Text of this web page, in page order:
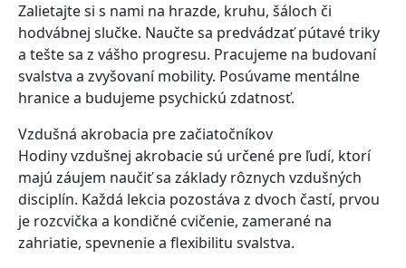
Zalietajte si s nami na hrazde, kruhu, šáloch či
hodvábnej slučke. Naučte sa predvádzať pútavé triky
a tešte sa z vášho progresu. Pracujeme na budovaní
svalstva a zvyšovaní mobility. Posúvame mentálne
hranice a budujeme psychickú zdatnosť.
Vzdušná akrobacia pre začiatočníkov
Hodiny vzdušnej akrobacie sú určené pre ľudí, ktorí
majú záujem naučiť sa základy rôznych vzdušných
disciplín. Každá lekcia pozostáva z dvoch častí, prvou
je rozcvička a kondičné cvičenie, zamerané na
zahriatie, spevnenie a flexibilitu svalstva.